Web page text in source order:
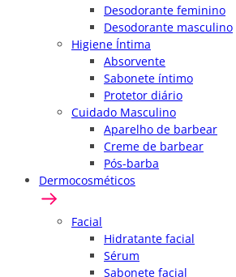
Desodorante feminino
Desodorante masculino
Higiene Íntima
Absorvente
Sabonete íntimo
Protetor diário
Cuidado Masculino
Aparelho de barbear
Creme de barbear
Pós-barba
Dermocosméticos
Facial
Hidratante facial
Sérum
Sabonete facial